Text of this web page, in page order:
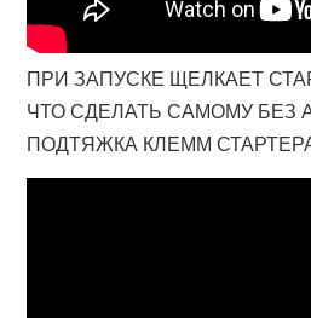
ПРИ ЗАПУСКЕ ЩЕЛКАЕТ
ЧТО СДЕЛАТЬ САМОМУ БЕЗ
ПОДТЯЖКА КЛЕММ